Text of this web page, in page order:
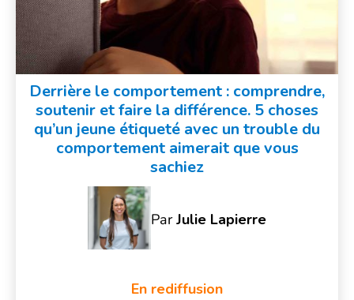
Derrière le comportement : comprendre,
soutenir et faire la différence. 5 choses
qu’un jeune étiqueté avec un trouble du
comportement aimerait que vous
sachiez
ParJulie Lapierre
En rediffusion